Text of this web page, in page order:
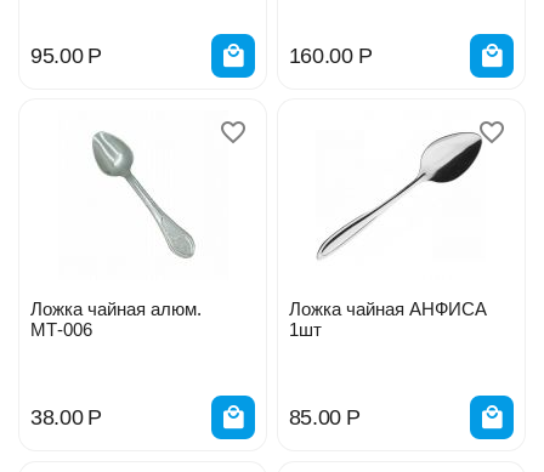
95.00 Р 160.00 Р
Ложка чайная алюм.
МТ-006
38.00 Р
Ложка чайная АНФИСА
1шт
85.00 Р